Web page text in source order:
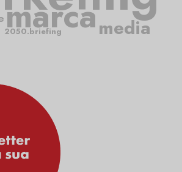
marcamedia
2050.briefing